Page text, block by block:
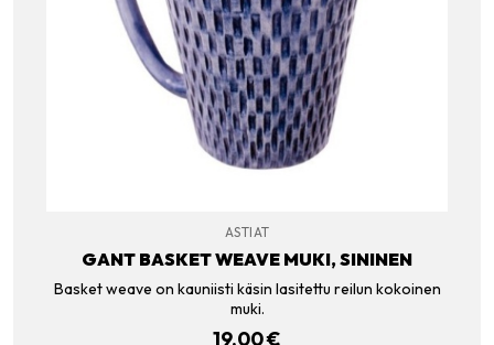
ASTIAT
GANT BASKET WEAVE MUKI, SININEN
Basket weave on kauniisti käsin lasitettu reilun kokoinen
muki.
19.00€